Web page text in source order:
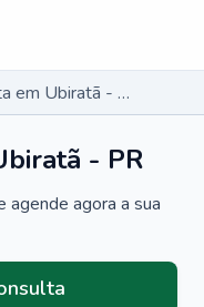
Cardiologista em Ubiratã - PR
- PR
agora a sua